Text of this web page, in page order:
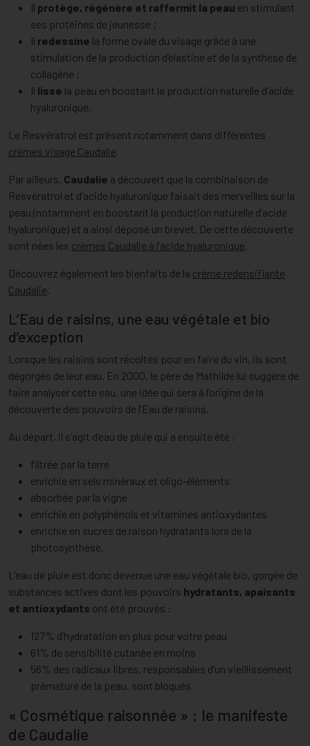
Il protège, régénère et raffermit la peau en stimulant
ses protéines de jeunesse ;
Il redessine la forme ovale du visage grâce à une
stimulation de la production d’élastine et de la synthèse de
collagène ;
Il lisse la peau en boostant la production naturelle d’acide
hyaluronique.
Le Resvératrol est présent notamment dans différentes
crèmes visage Caudalie.
Par ailleurs, Caudalie a découvert que la combinaison de
Resvératrol et d’acide hyaluronique faisait des merveilles sur la
peau (notamment en boostant la production naturelle d’acide
hyaluronique) et a ainsi déposé un brevet. De cette découverte
sont nées les crèmes Caudalie à l’acide hyaluronique.
Découvrez également les bienfaits de la crème redensifiante
Caudalie.
L’Eau de raisins, une eau végétale et bio
d’exception
Lorsque les raisins sont récoltés pour en faire du vin, ils sont
dégorgés de leur eau. En 2000, le père de Mathilde lui suggère de
faire analyser cette eau, une idée qui sera à l’origine de la
découverte des pouvoirs de l’Eau de raisins.
Au départ, il s’agit d’eau de pluie qui a ensuite été :
filtrée par la terre
enrichie en sels minéraux et oligo-éléments
absorbée par la vigne
enrichie en polyphénols et vitamines antioxydantes
enrichie en sucres de raison hydratants lors de la
photosynthèse.
L’eau de pluie est donc devenue une eau végétale bio, gorgée de
substances actives dont les pouvoirs hydratants, apaisants
et antioxydants ont été prouvés :
127% d’hydratation en plus pour votre peau
61% de sensibilité cutanée en moins
56% des radicaux libres, responsables d’un vieillissement
prématuré de la peau, sont bloqués
« Cosmétique raisonnée » : le manifeste
de Caudalie